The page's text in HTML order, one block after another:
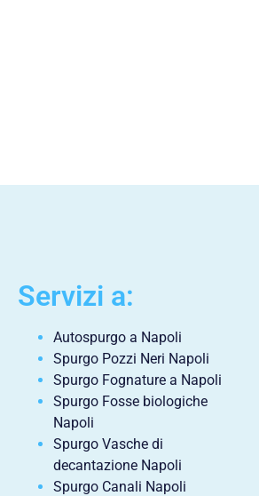
Servizi a:
Autospurgo a Napoli
Spurgo Pozzi Neri Napoli
Spurgo Fognature a Napoli
Spurgo Fosse biologiche
Napoli
Spurgo Vasche di
decantazione Napoli
Spurgo Canali Napoli